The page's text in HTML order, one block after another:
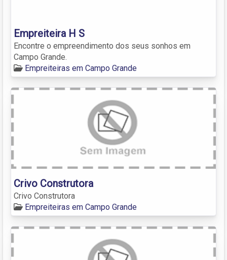
Empreiteira H S
Encontre o empreendimento dos seus sonhos em
Campo Grande.
Empreiteiras em Campo Grande
Crivo Construtora
Crivo Construtora
Empreiteiras em Campo Grande